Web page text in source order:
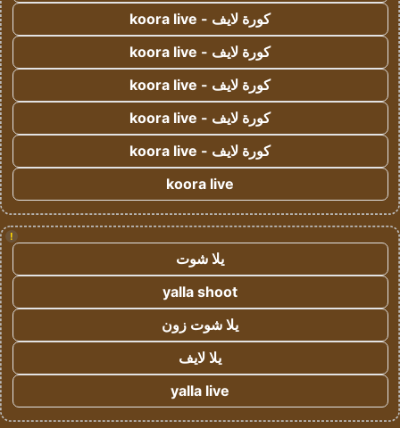
كورة لايف - koora live
كورة لايف - koora live
كورة لايف - koora live
كورة لايف - koora live
كورة لايف - koora live
koora live
!
يلا شوت
yalla shoot
يلا شوت زون
يلا لايف
yalla live